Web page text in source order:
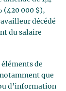
(420 000 $),
décédé
du salaire
de
que
d’information